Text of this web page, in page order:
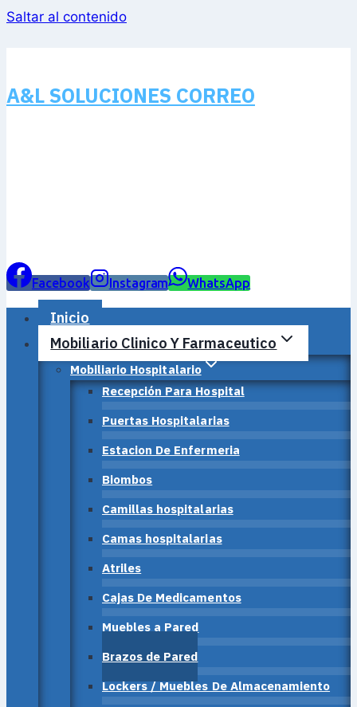
Saltar al contenido
A&L SOLUCIONES CORREO
Facebook Instagram WhatsApp
Inicio
Mobiliario Clinico Y Farmaceutico
Mobiliario Hospitalario
Recepción Para Hospital
Puertas Hospitalarias
Estacion De Enfermeria
Biombos
Camillas hospitalarias
Camas hospitalarias
Atriles
Cajas De Medicamentos
Muebles a Pared
Brazos de Pared
Lockers / Muebles De Almacenamiento